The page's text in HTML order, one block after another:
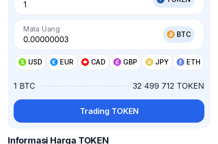
Mata Uang
BTC
USD EUR CAD GBP JPY ETH
1 BTC 32 499 712 TOKEN
Trading TOKEN
Informasi Harga TOKEN